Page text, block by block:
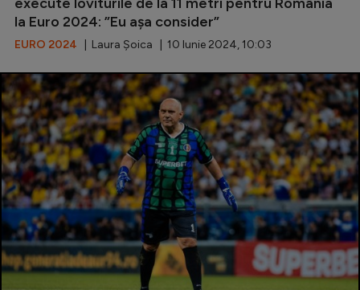
Diverse
Inedit
Clasamente
Champions League
Europa League
Conference League
CM 2026
Premier League
la Euro 2024: ”Eu așa consider”
EURO 2024 | Laura Șoica | 10 Iunie 2024, 10:03